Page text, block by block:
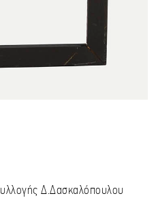
Δ.Δασκαλόπουλου